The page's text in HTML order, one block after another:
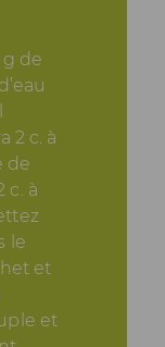
g de
2 c. à
de
c. à
le
et
et